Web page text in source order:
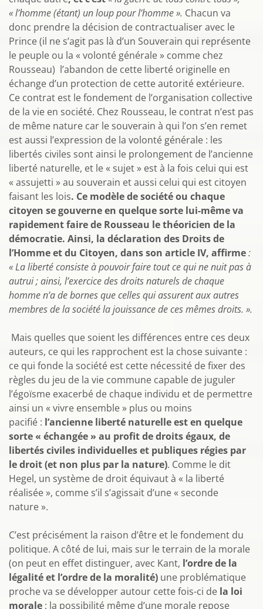
« l’homme (étant) un loup pour l’homme ». Chacun va
donc prendre la décision de contractualiser avec le
Prince (il ne s’agit pas là d’un Souverain qui représente
le peuple ou la « volonté générale » comme chez
Rousseau) l’abandon de cette liberté originelle en
échange d’un protection de cette autorité extérieure.
Ce contrat est le fondement de l’organisation collective
de la vie en société. Chez Rousseau, le contrat n’est pas
de même nature car le souverain à qui l’on s’en remet
est aussi l’expression de la volonté générale : les
libertés civiles sont ainsi le prolongement de l’ancienne
liberté naturelle, et le « sujet » est à la fois celui qui est
« assujetti » au souverain et aussi celui qui est citoyen
faisant les lois. Ce modèle de société ou chaque
citoyen se gouverne en quelque sorte lui-même va
rapidement faire de Rousseau le théoricien de la
démocratie. Ainsi, la déclaration des Droits de
l’Homme et du Citoyen, dans son article IV, affirme:
« La liberté consiste à pouvoir faire tout ce qui ne nuit pas à
autrui ; ainsi, l’exercice des droits naturels de chaque
homme n’a de bornes que celles qui assurent aux autres
membres de la société la jouissance de ces mêmes droits. ».
Mais quelles que soient les différences entre ces deux
auteurs, ce qui les rapprochent est la chose suivante :
ce qui fonde la société est cette nécessité de fixer des
règles du jeu de la vie commune capable de juguler
l’égoïsme exacerbé de chaque individu et de permettre
ainsi un « vivre ensemble » plus ou moins
pacifié : l’ancienne liberté naturelle est en quelque
sorte « échangée » au profit de droits égaux, de
libertés civiles individuelles et publiques régies par
le droit (et non plus par la nature). Comme le dit
Hegel, un système de droit équivaut à « la liberté
réalisée », comme s’il s’agissait d’une « seconde
nature ».
C’est précisément la raison d’être et le fondement du
politique. A côté de lui, mais sur le terrain de la morale
(on peut en effet distinguer, avec Kant, l’ordre de la
légalité et l’ordre de la moralité) une problématique
proche va se développer autour cette fois-ci de la loi
morale : la possibilité même d’une morale repose